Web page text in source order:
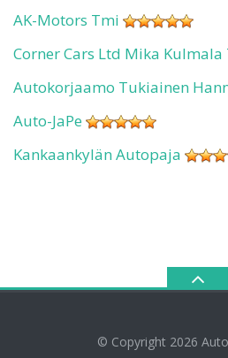
AK-Motors Tmi
Corner Cars Ltd Mika Kulmala
Autokorjaamo Tukiainen
Auto-JaPe
Kankaankylän Autopaja
© Copyright 2026